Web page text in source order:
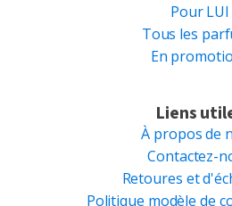
Pour LUI
Tous les
En
Liens
À propos de
Contactez-
Retoures et
Politique modèle de